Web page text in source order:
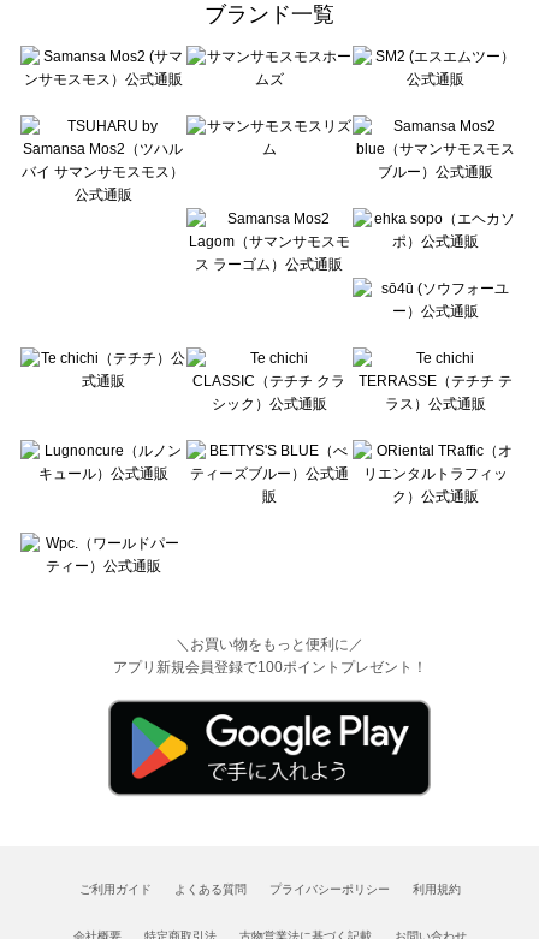
sō4ū（ソウフォーユー）のその他シューズ一覧
Te chichi（テチチ）のその他シューズ一覧
Te chichi CLASSIC（テチチ クラシック）のその他シューズ一覧
Lugnoncure（ルノンキュール）のその他シューズ一覧
BETTY'S BLUE（べティーズブルー）のその他シューズ一覧
Wpc.（ワールドパーティー）のその他シューズ一覧
ブランド一覧
＼お買い物をもっと便利に／
アプリ新規会員登録で100ポイントプレゼント！
ご利用ガイド よくある質問 プライバシーポリシー 利用規約
会社概要 特定商取引法 古物営業法に基づく記載 お問い合わせ